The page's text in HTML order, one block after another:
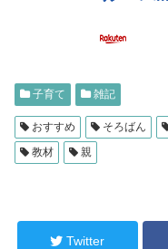
子育て 雑記
おすすめ そろばん
教材
親
Twitter